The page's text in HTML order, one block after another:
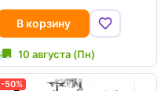
В корзину
10 августа (Пн)
-50%